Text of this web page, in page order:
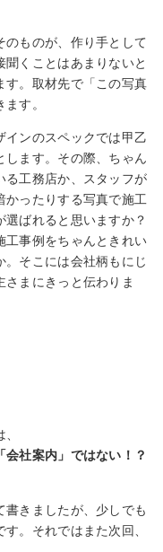
のものが、作り手として
くことはあまりないと
す。取材先で「この写真
す。
インのスペックでは甲乙
します。その際、ちゃん
る工務店か、スタッフが
かったりする写真で施工
ばれると思いますか？
工事例をちゃんときれい
。そこには会社柄もにじ
まにきっと伝わりま
社案内」ではない！？
きましたが、少しでも
。それではまた次回、